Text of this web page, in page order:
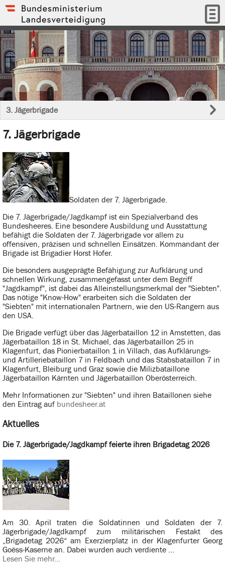
3. Jägerbrigade
7. Jägerbrigade
Soldaten der 7. Jägerbrigade.
Die 7. Jägerbrigade/Jagdkampf ist ein Spezialverband des
Bundesheeres. Eine besondere Ausbildung und Ausstattung
befähigt die Soldaten der 7. Jägerbrigade vor allem zu
offensiven, präzisen und schnellen Einsätzen. Kommandant der
Brigade ist Brigadier Horst Hofer.
Die besonders ausgeprägte Befähigung zur Aufklärung und
schnellen Wirkung, zusammengefasst unter dem Begriff
"Jagdkampf", ist dabei das Alleinstellungsmerkmal der "Siebten".
Das nötige "Know-How" erarbeiten sich die Soldaten der
"Siebten" mit internationalen Partnern, wie den US-Rangern aus
den USA.
Die Brigade verfügt über das Jägerbataillon 12 in Amstetten, das
Jägerbataillon 18 in St. Michael, das Jägerbataillon 25 in
Klagenfurt, das Pionierbataillon 1 in Villach, das Aufklärungs-
und Artilleriebataillon 7 in Feldbach und das Stabsbataillon 7 in
Klagenfurt, Bleiburg und Graz sowie die Milizbataillone
Jägerbataillon Kärnten und Jägerbataillon Oberösterreich.
Mehr Informationen zur "Siebten" und ihren Bataillonen siehe
den Eintrag auf bundesheer.at
Aktuelles
Die 7. Jägerbrigade/Jagdkampf feierte ihren Brigadetag 2026
Am 30. April traten die Soldatinnen und Soldaten der 7.
Jägerbrigade/Jagdkampf zum militärischen Festakt des
„Brigadetag 2026“ am Exerzierplatz in der Klagenfurter Georg
Goëss-Kaserne an. Dabei wurden auch verdiente ...
Lesen Sie mehr...